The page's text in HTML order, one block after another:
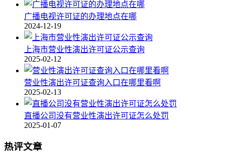
广播电视许可证的办理地点在哪
2024-12-19
上海市营业性演出许可证公示查询
2025-02-12
营业性演出许可证查询入口在哪里看啊
2025-02-13
直播公司没有营业性演出许可证怎么处罚
2025-01-07
热评文章